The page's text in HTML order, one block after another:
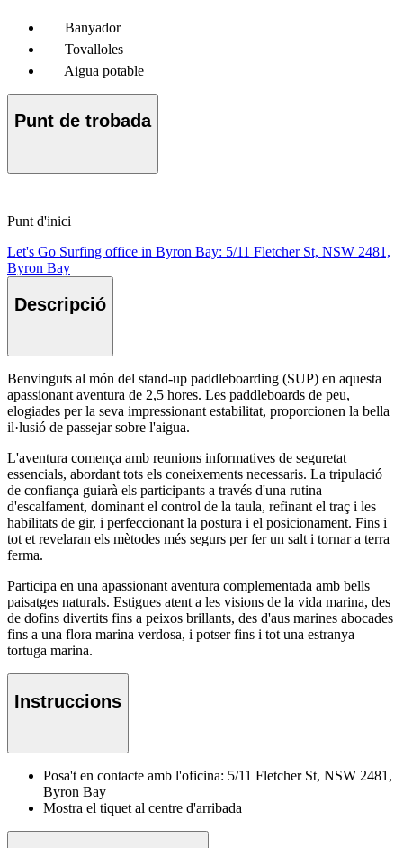
Banyador
Tovalloles
Aigua potable
Punt de trobada
Punt d'inici
Let's Go Surfing office in Byron Bay: 5/11 Fletcher St, NSW 2481,
Byron Bay
Descripció
Benvinguts al món del stand-up paddleboarding (SUP) en aquesta
apassionant aventura de 2,5 hores. Les paddleboards de peu,
elogiades per la seva impressionant estabilitat, proporcionen la bella
il·lusió de passejar sobre l'aigua.
L'aventura comença amb reunions informatives de seguretat
essencials, abordant tots els coneixements necessaris. La tripulació
de confiança guiarà els participants a través d'una rutina
d'escalfament, dominant el control de la taula, refinant el traç i les
habilitats de gir, i perfeccionant la postura i el posicionament. Fins i
tot et revelaran els mètodes més segurs per fer un salt i tornar a terra
ferma.
Participa en una apassionant aventura complementada amb bells
paisatges naturals. Estigues atent a les visions de la vida marina, des
de dofins divertits fins a peixos brillants, des d'aus marines abocades
fins a una flora marina verdosa, i potser fins i tot una estranya
tortuga marina.
Instruccions
Posa't en contacte amb l'oficina: 5/11 Fletcher St, NSW 2481,
Byron Bay
Mostra el tiquet al centre d'arribada